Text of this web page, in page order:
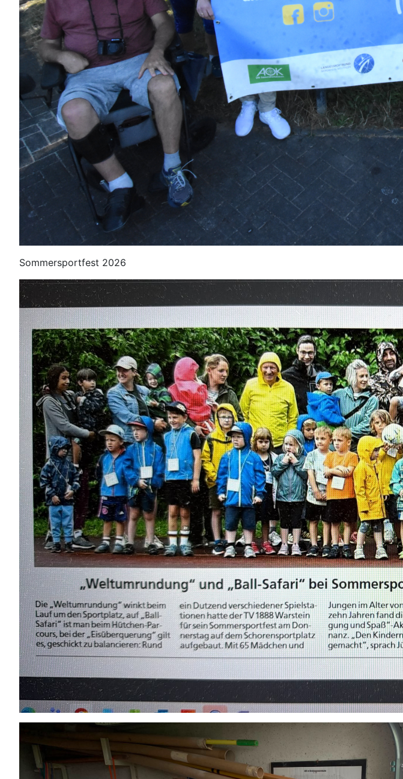
Sommersportfest 2026